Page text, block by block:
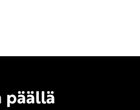
päällä